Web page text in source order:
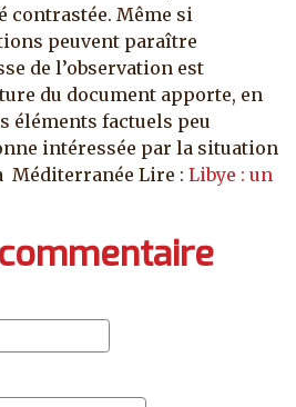
contrastée. Même si
peuvent paraître
de l’observation est
du document apporte, en
éléments factuels peu
intéressée par la situation
Méditerranée Lire : Libye : un